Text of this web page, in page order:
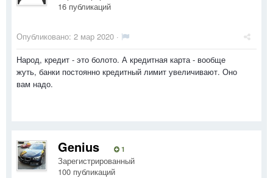
16 публикаций
Опубликовано: 2 мар 2020 ·
Народ, кредит - это болото. А кредитная карта - вообще
жуть, банки постоянно кредитный лимит увеличивают. Оно
вам надо.
Genius 1
Зарегистрированный
100 публикаций